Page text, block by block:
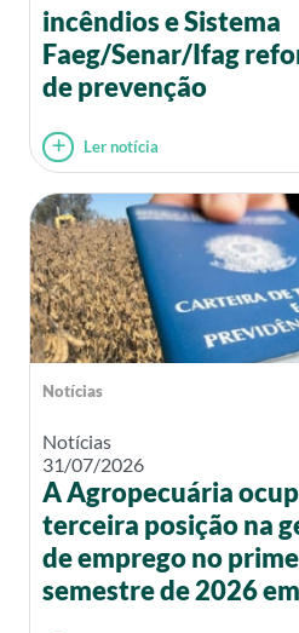
incêndios e Sistema
Faeg/Senar/Ifag
de prevenção
Ler notícia
Notícias
Notícias
31/07/2026
A Agropecuária
terceira posição na
de emprego no
semestre de 2026